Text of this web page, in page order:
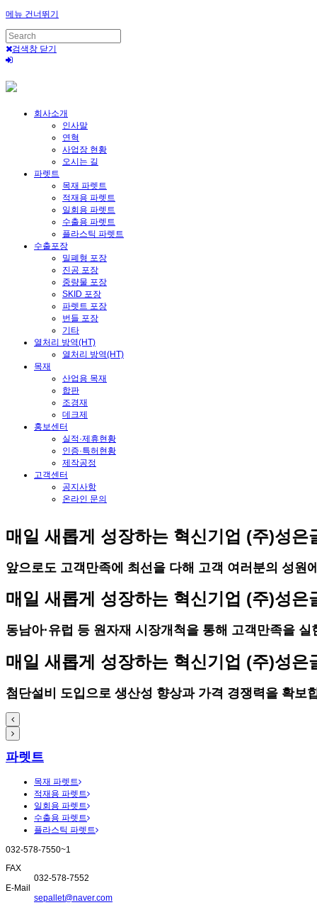
메뉴 건너뛰기
검색창 닫기
회사소개
인사말
연혁
사업장 현황
오시는 길
파렛트
목재 파렛트
적재용 파렛트
일회용 파렛트
수출용 파렛트
플라스틱 파렛트
수출포장
밀폐형 포장
진공 포장
중량물 포장
SKID 포장
파렛트 포장
번들 포장
기타
열처리 방역(HT)
열처리 방역(HT)
목재
산업용 목재
합판
조경재
데크제
홍보센터
실적·제휴현황
인증·특허현황
제작공정
고객센터
공지사항
온라인 문의
매일 새롭게 성장하는 혁신기업 (주)성은
앞으로도 고객만족에 최선을 다해 고객 여러분의 성원
매일 새롭게 성장하는 혁신기업 (주)성은
동남아·유럽 등 원자재 시장개척을 통해 고객만족을 실
매일 새롭게 성장하는 혁신기업 (주)성은
첨단설비 도입으로 생산성 향상과 가격 경쟁력을 확보
파렛트
목재 파렛트
적재용 파렛트
일회용 파렛트
수출용 파렛트
플라스틱 파렛트
032-578-7550~1
FAX
032-578-7552
E-Mail
sepallet@naver.com